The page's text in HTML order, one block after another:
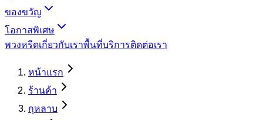
ของขวัญ
โอกาสพิเศษ
พวงหรีดเกี่ยวกับเราพื้นที่บริการติดต่อเรา
หน้าแรก
ร้านค้า
กุหลาบ